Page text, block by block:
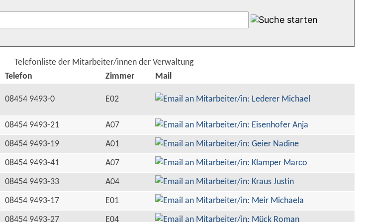
Telefonliste der Mitarbeiter/innen der Verwaltung
Telefon Zimmer
Mail
08454 9493-0 E02
08454 9493-21
A07
08454 9493-19
A01
08454 9493-41
A07
08454 9493-33
A04
08454 9493-17
E01
08454 9493-27
E04